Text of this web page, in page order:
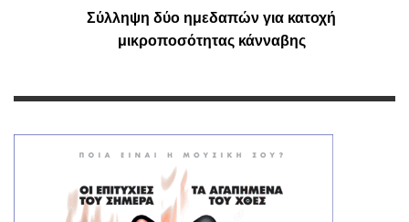
Σύλληψη δύο ημεδαπών για κατοχή
μικροποσότητας κάνναβης